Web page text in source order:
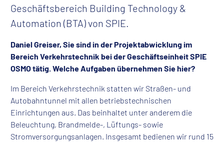
Geschäftsbereich Building Technology &
Automation (BTA) von SPIE.
Daniel Greiser, Sie sind in der Projektabwicklung im
Bereich Verkehrstechnik bei der Geschäftseinheit SPIE
OSMO tätig. Welche Aufgaben übernehmen Sie hier?
Im Bereich Verkehrstechnik statten wir Straßen- und
Autobahntunnel mit allen betriebstechnischen
Einrichtungen aus. Das beinhaltet unter anderem die
Beleuchtung, Brandmelde-, Lüftungs- sowie
Stromversorgungsanlagen. Insgesamt bedienen wir rund 15